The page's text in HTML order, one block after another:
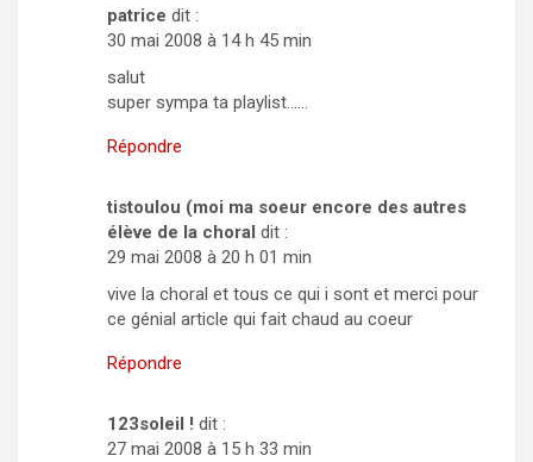
patrice dit :
30 mai 2008 à 14 h 45 min
salut
super sympa ta playlist……
Répondre
tistoulou (moi ma soeur encore des autres
élève de la choral dit :
29 mai 2008 à 20 h 01 min
vive la choral et tous ce qui i sont et merci pour
ce génial article qui fait chaud au coeur
Répondre
123soleil ! dit :
27 mai 2008 à 15 h 33 min